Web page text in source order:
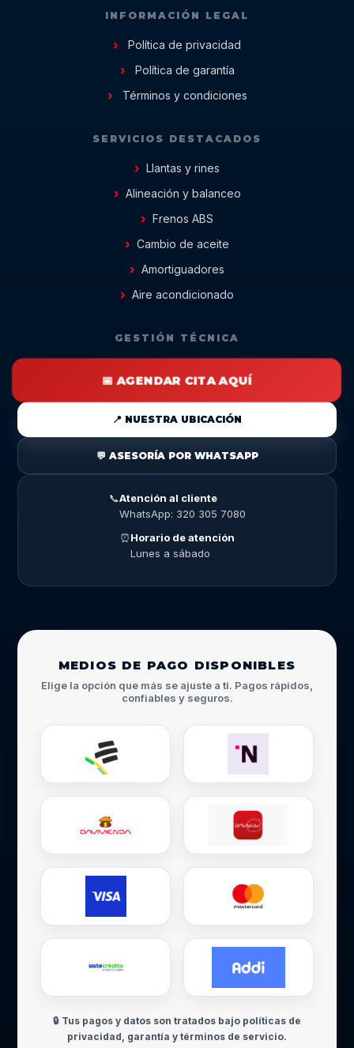
INFORMACIÓN LEGAL
Política de privacidad
Política de garantía
Términos y condiciones
SERVICIOS DESTACADOS
Llantas y rines
Alineación y balanceo
Frenos ABS
Cambio de aceite
Amortiguadores
Aire acondicionado
GESTIÓN TÉCNICA
📅 AGENDAR CITA AQUÍ
📍 NUESTRA UBICACIÓN
💬 ASESORÍA POR WHATSAPP
📞Atención al cliente
WhatsApp: 320 305 7080
⏰Horario de atención
Lunes a sábado
MEDIOS DE PAGO DISPONIBLES
Elige la opción que más se ajuste a ti. Pagos rápidos,
confiables y seguros.
🔒 Tus pagos y datos son tratados bajo políticas de
privacidad, garantía y términos de servicio.